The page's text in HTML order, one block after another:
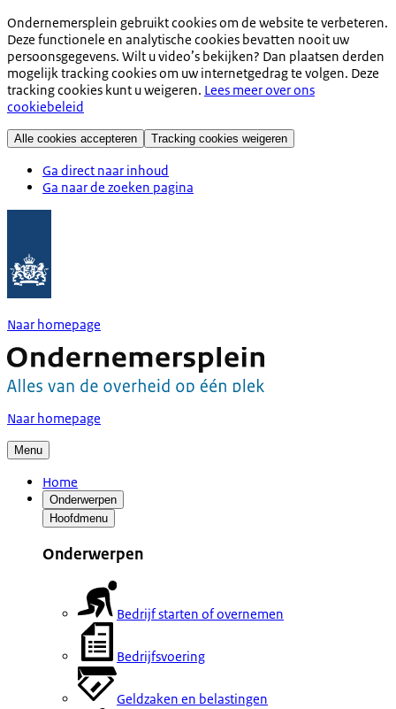
Ondernemersplein gebruikt cookies om de website te verbeteren.
Deze functionele en analytische cookies bevatten nooit uw
persoonsgegevens. Wilt u video’s bekijken? Dan plaatsen derden
mogelijk tracking cookies om uw internetgedrag te volgen. Deze
tracking cookies kunt u weigeren. Lees meer over ons
cookiebeleid
Alle cookies accepteren Tracking cookies weigeren
Ga direct naar inhoud
Ga naar de zoeken pagina
Naar homepage
Naar homepage
Menu
Home
Onderwerpen
Hoofdmenu
Onderwerpen
Bedrijf starten of overnemen
Bedrijfsvoering
Geldzaken en belastingen